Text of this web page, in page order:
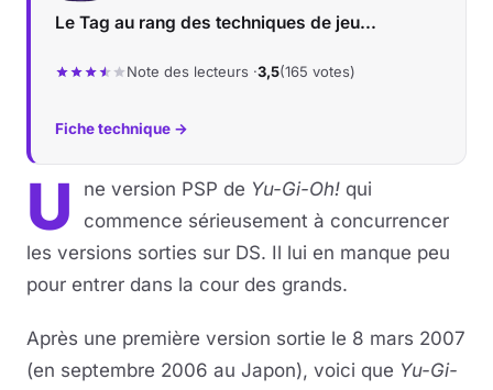
Le Tag au rang des techniques de jeu...
Note des lecteurs ·3,5(165 votes)
Fiche technique →
U ne version PSP de Yu-Gi-Oh! qui
commence sérieusement à concurrencer
les versions sorties sur DS. Il lui en manque peu
pour entrer dans la cour des grands.
Après une première version sortie le 8 mars 2007
(en septembre 2006 au Japon), voici que Yu-Gi-